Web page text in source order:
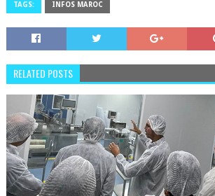
TAGS: INFOS MAROC
RELATED POSTS